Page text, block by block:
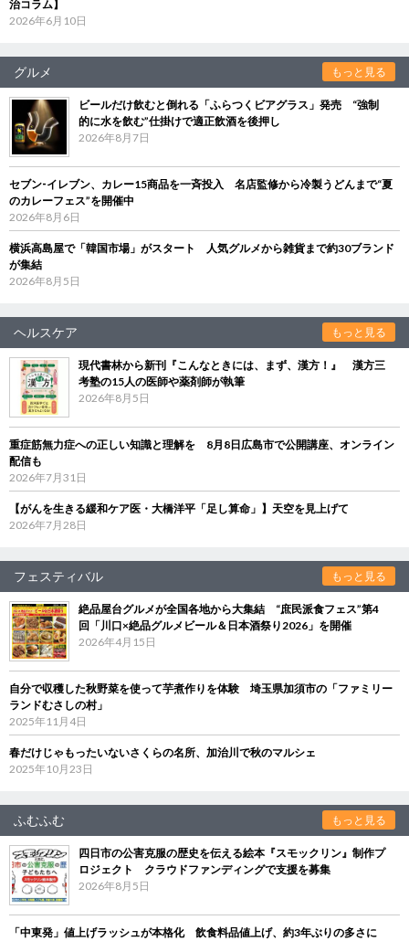
治コラム】
2026年6月10日
グルメ もっと見る
ビールだけ飲むと倒れる「ふらつくビアグラス」発売 “強制
的に水を飲む”仕掛けで適正飲酒を後押し
2026年8月7日
セブン‐イレブン、カレー15商品を一斉投入 名店監修から冷製うどんまで“夏
のカレーフェス”を開催中
2026年8月6日
横浜高島屋で「韓国市場」がスタート 人気グルメから雑貨まで約30ブランド
が集結
2026年8月5日
ヘルスケア もっと見る
現代書林から新刊『こんなときには、まず、漢方！』 漢方三
考塾の15人の医師や薬剤師が執筆
2026年8月5日
重症筋無力症への正しい知識と理解を 8月8日広島市で公開講座、オンライン
配信も
2026年7月31日
【がんを生きる緩和ケア医・大橋洋平「足し算命」】天空を見上げて
2026年7月28日
フェスティバル もっと見る
絶品屋台グルメが全国各地から大集結 “庶民派食フェス”第4
回「川口×絶品グルメビール＆日本酒祭り2026」を開催
2026年4月15日
自分で収穫した秋野菜を使って芋煮作りを体験 埼玉県加須市の「ファミリー
ランドむさしの村」
2025年11月4日
春だけじゃもったいないさくらの名所、加治川で秋のマルシェ
2025年10月23日
ふむふむ もっと見る
四日市の公害克服の歴史を伝える絵本『スモックリン』制作プ
ロジェクト クラウドファンディングで支援を募集
2026年8月5日
「中東発」値上げラッシュが本格化 飲食料品値上げ、約3年ぶりの多さに